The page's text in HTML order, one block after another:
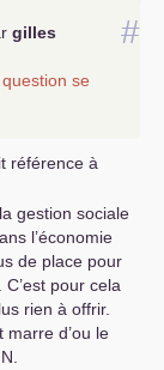
#
gilles
se
référence à
gestion sociale
l’économie
de place pour
pour cela
rien à offrir.
d’ou le